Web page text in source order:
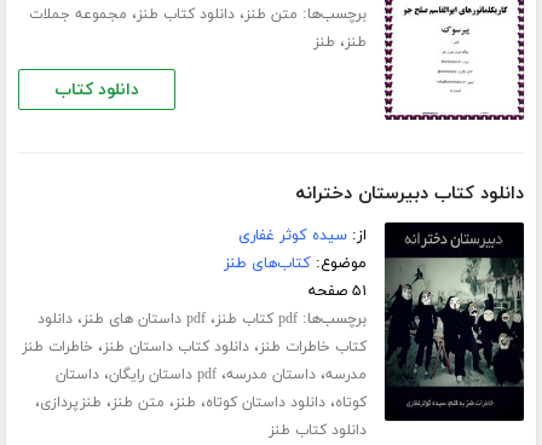
برچسب‌ها: متن طنز،دانلود کتاب طنز، مجموعه جملات
طنز، طنز
دانلود کتاب
دانلود کتاب دبیرستان دخترانه
از:سیده کوثر غفاری
موضوع:کتاب‌های طنز
۵۱ صفحه
برچسب‌ها:pdf کتاب طنز ،pdf داستان های طنز ،دانلود
کتاب خاطرات طنز،دانلود کتاب داستان طنز، خاطرات طنز
مدرسه،داستان مدرسه،pdf داستان رایگان ،داستان
کوتاه،دانلود داستان کوتاه، طنز، متن طنز، طنزپردازی،
دانلود کتاب طنز